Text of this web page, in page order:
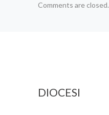
Comments are closed.
DIOCESI